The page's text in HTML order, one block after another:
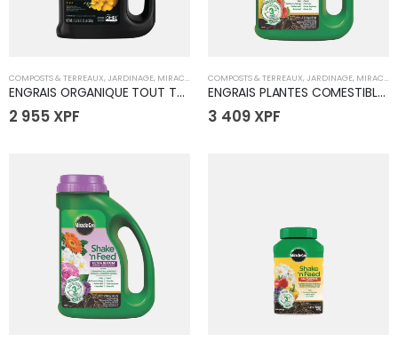
COMPOSTS & TERREAUX, JARDINAGE, MIRACLE GRO
ENGRAIS ORGANIQUE TOUT TYPE DE PLANTE - 1.13 KG
2 955 XPF
COMPOSTS & TERREAUX, JARDINAGE, MIRACLE GRO
ENGRAIS PLANTES COMESTIBLES - 2.03 KG
3 409 XPF